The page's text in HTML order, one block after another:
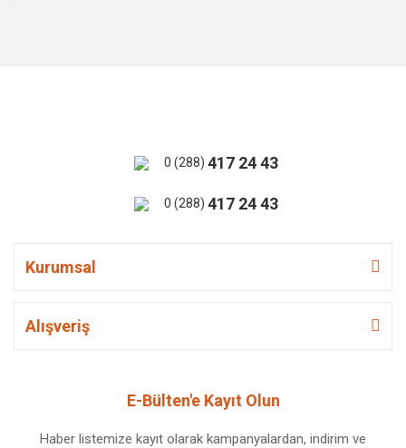
0 (288) 417 24 43
0 (288) 417 24 43
Kurumsal
Alışveriş
E-Bülten'e Kayıt Olun
Haber listemize kayıt olarak kampanyalardan, indirim ve